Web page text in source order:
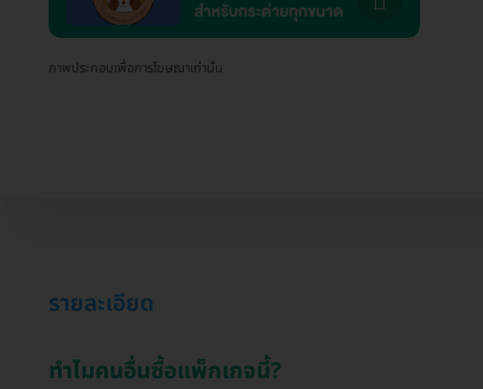
ภาพประกอบเพื่อการโฆษณาเท่านั้น
รายละเอียด
ทำไมคนอื่นซื้อแพ็กเกจนี้?